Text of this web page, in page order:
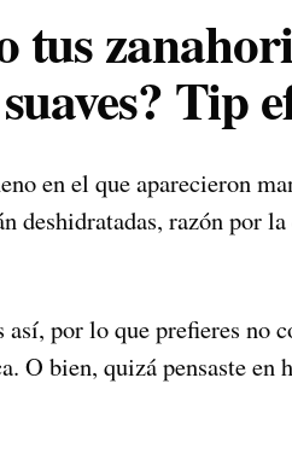
tus
Tip
en el que aparecieron
deshidratadas, razón por
por lo que prefieres no
O bien, quizá pensaste